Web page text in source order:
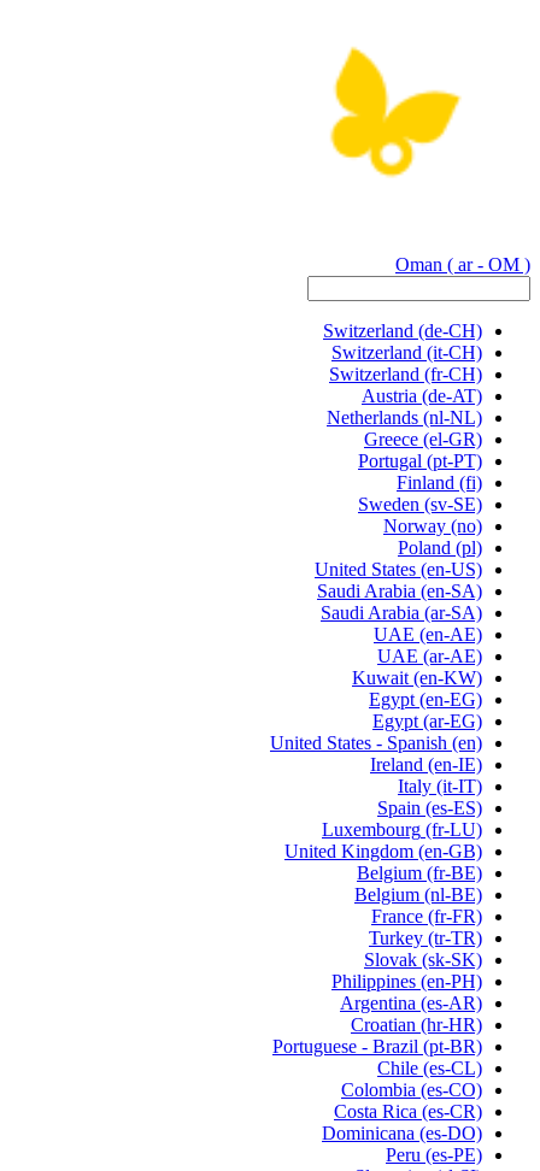
Oman ( ar - OM )
Switzerland (de-CH)
Switzerland (it-CH)
Switzerland (fr-CH)
Austria (de-AT)
Netherlands (nl-NL)
Greece (el-GR)
Portugal (pt-PT)
Finland (fi)
Sweden (sv-SE)
Norway (no)
Poland (pl)
United States (en-US)
Saudi Arabia (en-SA)
Saudi Arabia (ar-SA)
UAE (en-AE)
UAE (ar-AE)
Kuwait (en-KW)
Egypt (en-EG)
Egypt (ar-EG)
United States - Spanish (en)
Ireland (en-IE)
Italy (it-IT)
Spain (es-ES)
Luxembourg (fr-LU)
United Kingdom (en-GB)
Belgium (fr-BE)
Belgium (nl-BE)
France (fr-FR)
Turkey (tr-TR)
Slovak (sk-SK)
Philippines (en-PH)
Argentina (es-AR)
Croatian (hr-HR)
Portuguese - Brazil (pt-BR)
Chile (es-CL)
Colombia (es-CO)
Costa Rica (es-CR)
Dominicana (es-DO)
Peru (es-PE)